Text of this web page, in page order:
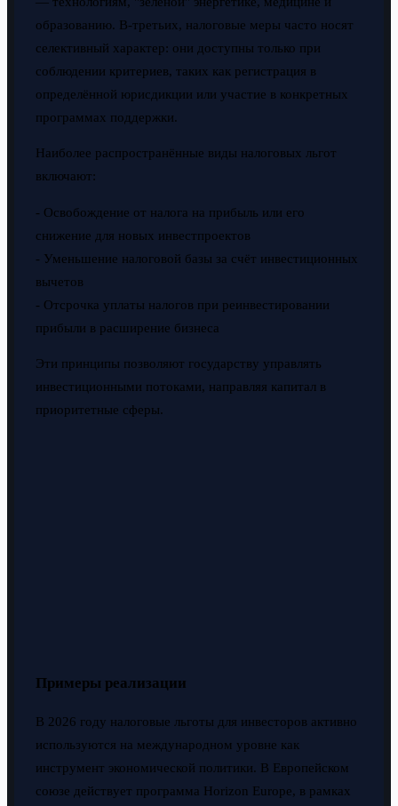
образованию. В-третьих, налоговые меры часто носят
селективный характер: они доступны только при
соблюдении критериев, таких как регистрация в
определённой юрисдикции или участие в конкретных
программах поддержки.
Наиболее распространённые виды налоговых льгот
включают:
- Освобождение от налога на прибыль или его
снижение для новых инвестпроектов
- Уменьшение налоговой базы за счёт инвестиционных
вычетов
- Отсрочка уплаты налогов при реинвестировании
прибыли в расширение бизнеса
Эти принципы позволяют государству управлять
инвестиционными потоками, направляя капитал в
приоритетные сферы.
Примеры реализации
В 2026 году налоговые льготы для инвесторов активно
используются на международном уровне как
инструмент экономической политики. В Европейском
союзе действует программа Horizon Europe, в рамках